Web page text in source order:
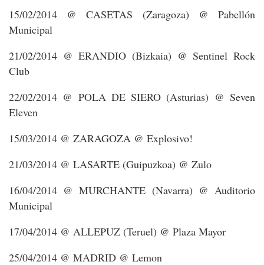
15/02/2014 @ CASETAS (Zaragoza) @ Pabellón
Municipal
21/02/2014 @ ERANDIO (Bizkaia) @ Sentinel Rock
Club
22/02/2014 @ POLA DE SIERO (Asturias) @ Seven
Eleven
15/03/2014 @ ZARAGOZA @ Explosivo!
21/03/2014 @ LASARTE (Guipuzkoa) @ Zulo
16/04/2014 @ MURCHANTE (Navarra) @ Auditorio
Municipal
17/04/2014 @ ALLEPUZ (Teruel) @ Plaza Mayor
25/04/2014 @ MADRID @ Lemon